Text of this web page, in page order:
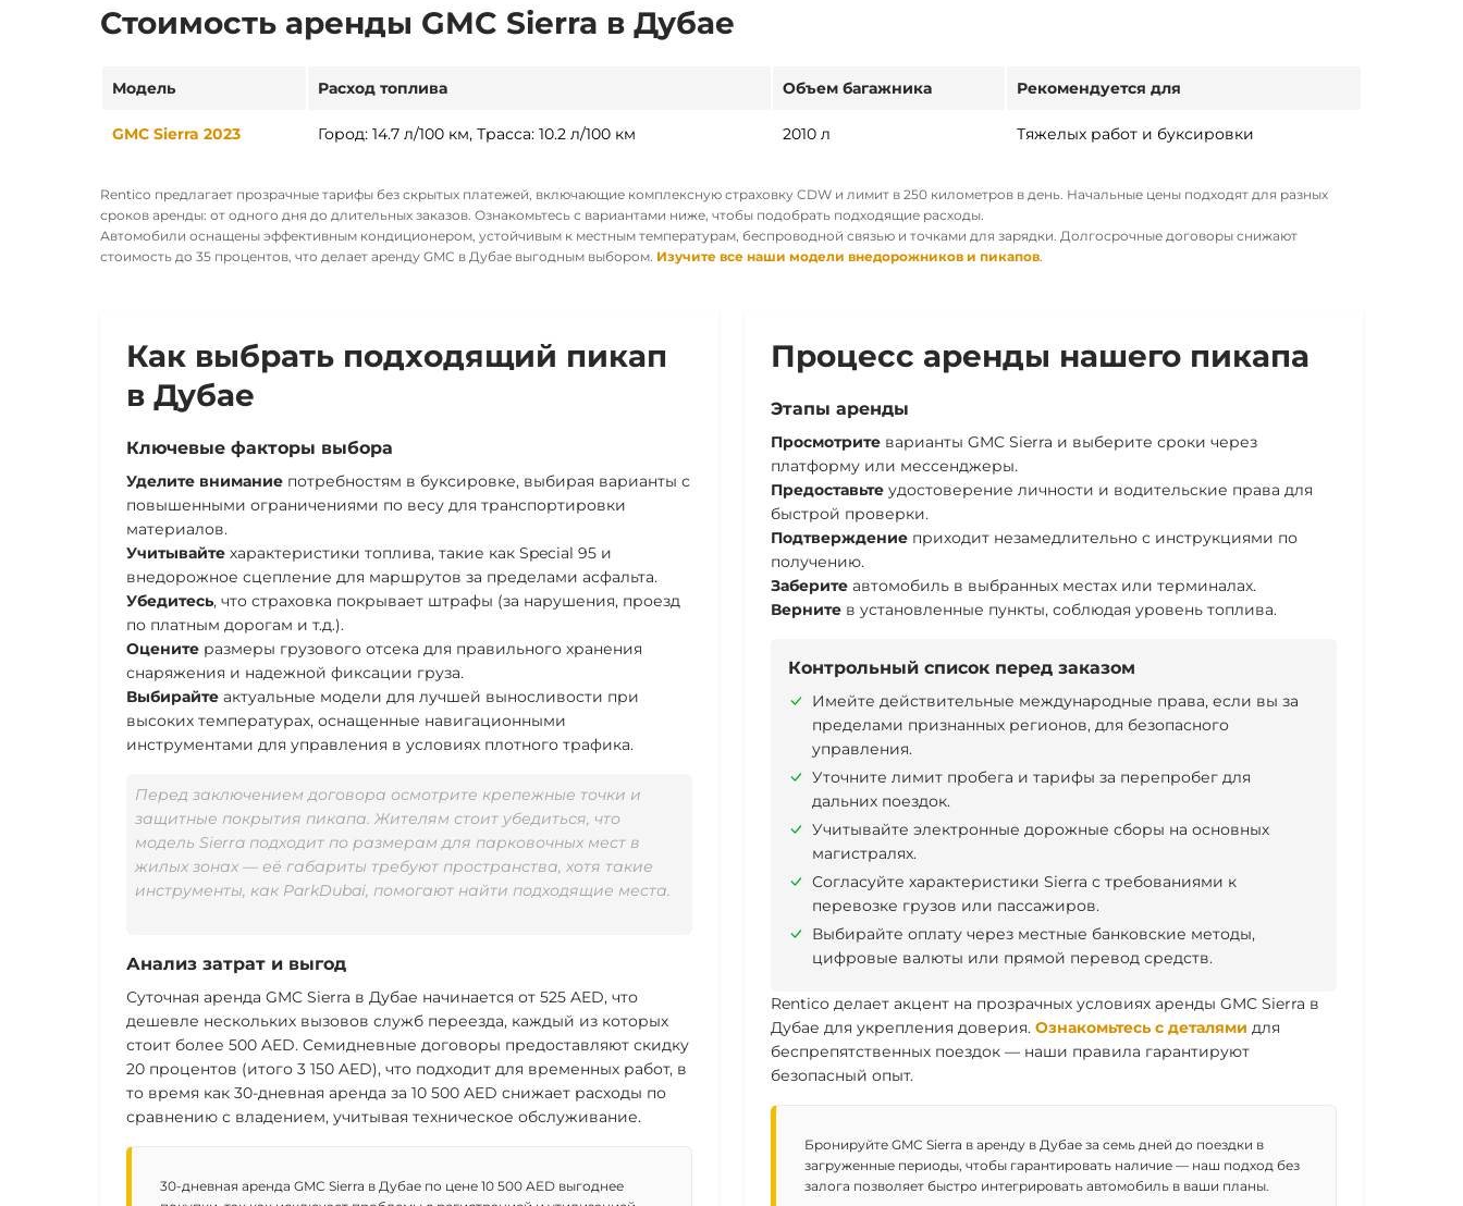
Стоимость аренды GMC Sierra в Дубае
Модель Расход топлива Объем багажника Рекомендуется для
GMC Sierra 2023 Город: 14.7 л/100 км, Трасса: 10.2 л/100 км 2010 л Тяжелых работ и буксировки
Rentico предлагает прозрачные тарифы без скрытых платежей, включающие комплексную страховку CDW и лимит в 250 километров в день. Начальные цены подходят для разных
сроков аренды: от одного дня до длительных заказов. Ознакомьтесь с вариантами ниже, чтобы подобрать подходящие расходы.
Автомобили оснащены эффективным кондиционером, устойчивым к местным температурам, беспроводной связью и точками для зарядки. Долгосрочные договоры снижают
стоимость до 35 процентов, что делает аренду GMC в Дубае выгодным выбором. Изучите все наши модели внедорожников и пикапов.
Как выбрать подходящий пикап
в Дубае
Ключевые факторы выбора
Уделите внимание потребностям в буксировке, выбирая варианты с
повышенными ограничениями по весу для транспортировки
материалов.
Учитывайте характеристики топлива, такие как Special 95 и
внедорожное сцепление для маршрутов за пределами асфальта.
Убедитесь, что страховка покрывает штрафы (за нарушения, проезд
по платным дорогам и т.д.).
Оцените размеры грузового отсека для правильного хранения
снаряжения и надежной фиксации груза.
Выбирайте актуальные модели для лучшей выносливости при
высоких температурах, оснащенные навигационными
инструментами для управления в условиях плотного трафика.
Перед заключением договора осмотрите крепежные точки и
защитные покрытия пикапа. Жителям стоит убедиться, что
модель Sierra подходит по размерам для парковочных мест в
жилых зонах — её габариты требуют пространства, хотя такие
инструменты, как ParkDubai, помогают найти подходящие места.
Анализ затрат и выгод
Суточная аренда GMC Sierra в Дубае начинается от 525 AED, что
дешевле нескольких вызовов служб переезда, каждый из которых
стоит более 500 AED. Семидневные договоры предоставляют скидку
20 процентов (итого 3 150 AED), что подходит для временных работ, в
то время как 30-дневная аренда за 10 500 AED снижает расходы по
сравнению с владением, учитывая техническое обслуживание.
30-дневная аренда GMC Sierra в Дубае по цене 10 500 AED выгоднее
Процесс аренды нашего пикапа
Этапы аренды
Просмотрите варианты GMC Sierra и выберите сроки через
платформу или мессенджеры.
Предоставьте удостоверение личности и водительские права для
быстрой проверки.
Подтверждение приходит незамедлительно с инструкциями по
получению.
Заберите автомобиль в выбранных местах или терминалах.
Верните в установленные пункты, соблюдая уровень топлива.
Контрольный список перед заказом
Имейте действительные международные права, если вы за
пределами признанных регионов, для безопасного
управления.
Уточните лимит пробега и тарифы за перепробег для
дальних поездок.
Учитывайте электронные дорожные сборы на основных
магистралях.
Согласуйте характеристики Sierra с требованиями к
перевозке грузов или пассажиров.
Выбирайте оплату через местные банковские методы,
цифровые валюты или прямой перевод средств.
Rentico делает акцент на прозрачных условиях аренды GMC Sierra в
Дубае для укрепления доверия. Ознакомьтесь с деталями для
беспрепятственных поездок — наши правила гарантируют
безопасный опыт.
Бронируйте GMC Sierra в аренду в Дубае за семь дней до поездки в
загруженные периоды, чтобы гарантировать наличие — наш подход без
залога позволяет быстро интегрировать автомобиль в ваши планы.